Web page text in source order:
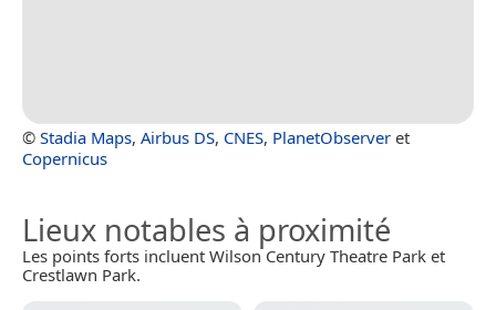
© Stadia Maps, Airbus DS, CNES, PlanetObserver et
Copernicus
Lieux notables à proximité
Les points forts incluent Wilson Century Theatre Park et
Crestlawn Park.